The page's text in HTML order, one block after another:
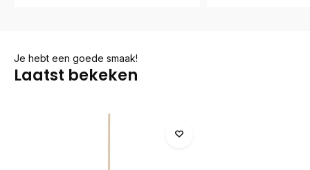
Je hebt een goede smaak!
Laatst bekeken